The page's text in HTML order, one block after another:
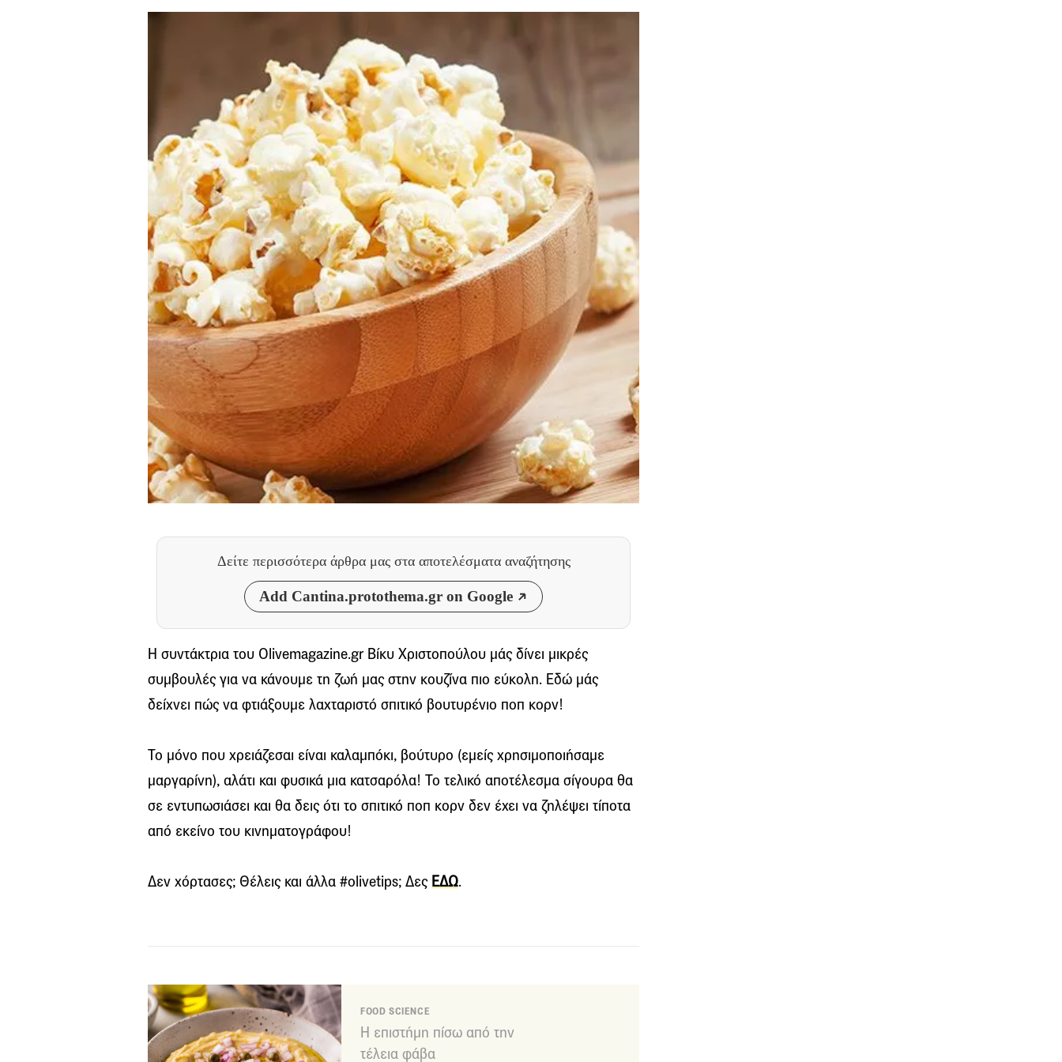
Δείτε περισσότερα άρθρα μας στα αποτελέσματα αναζήτησης
Add Cantina.protothema.gr on Google
Η συντάκτρια του Olivemagazine.gr Βίκυ Χριστοπούλου μάς δίνει μικρές
συμβουλές για να κάνουμε τη ζωή μας στην κουζίνα πιο εύκολη. Εδώ μάς
δείχνει πώς να φτιάξουμε λαχταριστό σπιτικό βουτυρένιο ποπ κορν!
Το μόνο που χρειάζεσαι είναι καλαμπόκι, βούτυρο (εμείς χρησιμοποιήσαμε
μαργαρίνη), αλάτι και φυσικά μια κατσαρόλα! Το τελικό αποτέλεσμα σίγουρα θα
σε εντυπωσιάσει και θα δεις ότι το σπιτικό ποπ κορν δεν έχει να ζηλέψει τίποτα
από εκείνο του κινηματογράφου!
Δεν χόρτασες; Θέλεις και άλλα #olivetips; Δες ΕΔΩ.
FOOD SCIENCE
Η επιστήμη πίσω από την
τέλεια φάβα